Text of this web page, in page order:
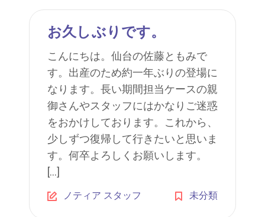
お久しぶりです。
こんにちは。仙台の佐藤ともみで
す。出産のため約一年ぶりの登場に
なります。長い期間担当ケースの親
御さんやスタッフにはかなりご迷惑
をおかけしております。これから、
少しずつ復帰して行きたいと思いま
す。何卒よろしくお願いします。
[…]
ノティア スタッフ 未分類